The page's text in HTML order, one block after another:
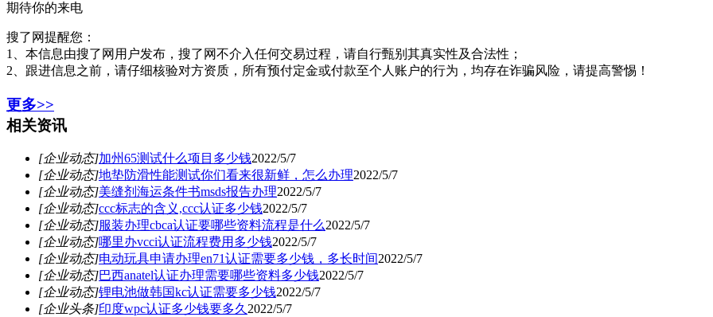
期待你的来电
搜了网提醒您：
1、本信息由搜了网用户发布，搜了网不介入任何交易过程，请自行甄别其真实性及合法性；
2、跟进信息之前，请仔细核验对方资质，所有预付定金或付款至个人账户的行为，均存在诈骗风险，请提高警惕！
更多>>
相关资讯
[企业动态]加州65测试什么项目多少钱2022/5/7
[企业动态]地垫防滑性能测试你们看来很新鲜，怎么办理2022/5/7
[企业动态]美缝剂海运条件书msds报告办理2022/5/7
[企业动态]ccc标志的含义,ccc认证多少钱2022/5/7
[企业动态]服装办理cbca认证要哪些资料流程是什么2022/5/7
[企业动态]哪里办vcci认证流程费用多少钱2022/5/7
[企业动态]电动玩具申请办理en71认证需要多少钱，多长时间2022/5/7
[企业动态]巴西anatel认证办理需要哪些资料多少钱2022/5/7
[企业动态]锂电池做韩国kc认证需要多少钱2022/5/7
[企业头条]印度wpc认证多少钱要多久2022/5/7